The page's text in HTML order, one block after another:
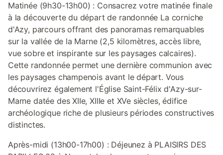
Matinée (9h30-13h00) : Consacrez votre matinée finale
à la découverte du départ de randonnée La corniche
d'Azy, parcours offrant des panoramas remarquables
sur la vallée de la Marne (2,5 kilomètres, accès libre,
vue sobre et inspirante sur les paysages calcaires).
Cette randonnée permet une dernière communion avec
les paysages champenois avant le départ. Vous
découvrirez également l'Église Saint-Félix d'Azy-sur-
Marne datée des XIIe, XIIIe et XVe siècles, édifice
archéologique riche de plusieurs périodes constructives
distinctes.
Après-midi (13h00-17h00) : Déjeunez à PLAISIRS DES